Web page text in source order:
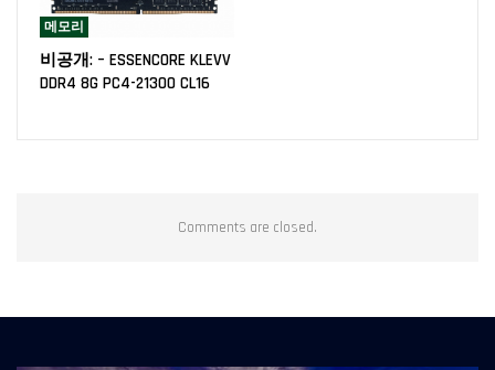
메모리
비공개: – ESSENCORE KLEVV
DDR4 8G PC4-21300 CL16
Comments are closed.